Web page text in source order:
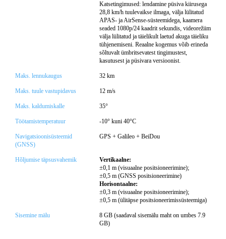
Katsetingimused: lendamine püsiva kiirusega
28,8 km/h tuulevaikse ilmaga, välja lülitatud
APAS- ja AirSense-süsteemidega, kaamera
seaded 1080p/24 kaadrit sekundis, videorežiim
välja lülitatud ja täielikult laetud akuga täieliku
tühjenemiseni. Reaalne kogemus võib erineda
sõltuvalt ümbritsevatest tingimustest,
kasutusest ja püsivara versioonist.
Maks. lennukaugus 32 km
Maks. tuule vastupidavus 12 m/s
Maks. kaldumiskalle 35°
Töötamistemperatuur -10° kuni 40°C
Navigatsioonisüsteemid
(GNSS)
GPS + Galileo + BeiDou
Hõljumise täpsusvahemik
Vertikaalne:
±0,1 m (visuaalne positsioneerimine);
±0,5 m (GNSS positsioneerimine)
Horisontaalne:
±0,3 m (visuaalne positsioneerimine);
±0,5 m (ülitäpse positsioneerimissüsteemiga)
Sisemine mälu
8 GB (saadaval sisemälu maht on umbes 7.9
GB)